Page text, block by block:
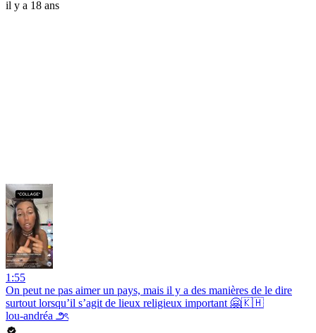
il y a 18 ans
1:55
On peut ne pas aimer un pays, mais il y a des manières de le dire
surtout lorsqu’il s’agit de lieux religieux important 🤗🇰🇭
lou-andréa ౨ৎ